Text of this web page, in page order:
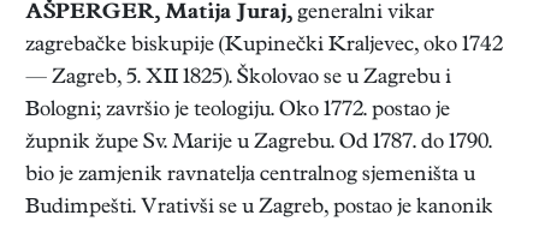
AŠPERGER, Matija Juraj, generalni vikar
zagrebačke biskupije (Kupinečki Kraljevec, oko 1742
— Zagreb, 5. XII 1825). Školovao se u Zagrebu i
Bologni; završio je teologiju. Oko 1772. postao je
župnik župe Sv. Marije u Zagrebu. Od 1787. do 1790.
bio je zamjenik ravnatelja centralnog sjemeništa u
Budimpešti. Vrativši se u Zagreb, postao je kanonik